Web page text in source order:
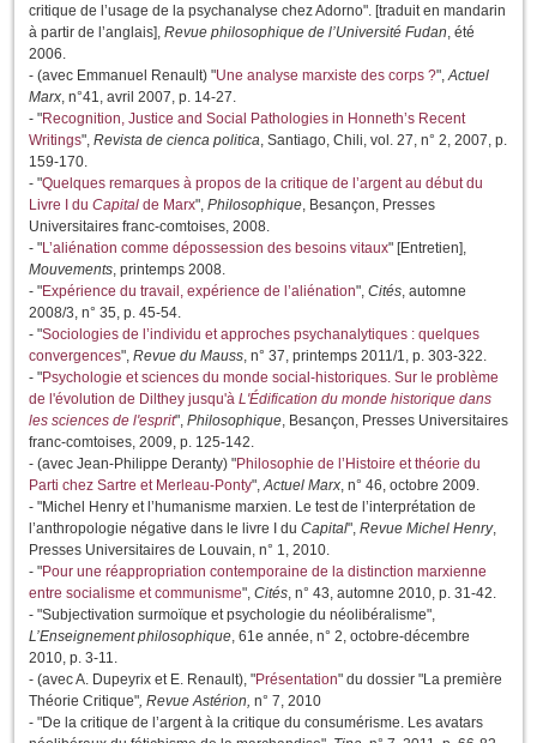
critique de l’usage de la psychanalyse chez Adorno". [traduit en mandarin
à partir de l’anglais], Revue philosophique de l’Université Fudan, été
2006.
- (avec Emmanuel Renault) "Une analyse marxiste des corps ?",Actuel
Marx, n°41, avril 2007, p. 14-27.
- "Recognition, Justice and Social Pathologies in Honneth’s Recent
Writings", Revista de cienca politica, Santiago, Chili, vol. 27, n° 2, 2007, p.
159-170.
- "Quelques remarques à propos de la critique de l’argent au début du
Livre I du Capital de Marx", Philosophique, Besançon, Presses
Universitaires franc-comtoises, 2008.
- "L’aliénation comme dépossession des besoins vitaux" [Entretien],
Mouvements, printemps 2008.
- "Expérience du travail, expérience de l’aliénation", Cités, automne
2008/3, n° 35, p. 45-54.
- "Sociologies de l’individu et approches psychanalytiques : quelques
convergences", Revue du Mauss, n° 37, printemps 2011/1, p. 303-322.
- "Psychologie et sciences du monde social-historiques. Sur le problème
de l'évolution de Dilthey jusqu'à L'Édification du monde historique dans
les sciences de l'esprit", Philosophique, Besançon, Presses Universitaires
franc-comtoises, 2009, p. 125-142.
- (avec Jean-Philippe Deranty) "Philosophie de l’Histoire et théorie du
Parti chez Sartre et Merleau-Ponty",Actuel Marx, n° 46, octobre 2009.
- "Michel Henry et l’humanisme marxien. Le test de l’interprétation de
l’anthropologie négative dans le livre I du Capital", Revue Michel Henry,
Presses Universitaires de Louvain, n° 1, 2010.
- "Pour une réappropriation contemporaine de la distinction marxienne
entre socialisme et communisme", Cités, n° 43, automne 2010, p. 31-42.
- "Subjectivation surmoïque et psychologie du néolibéralisme",
L’Enseignement philosophique, 61e année, n° 2, octobre-décembre
2010, p. 3-11.
- (avec A. Dupeyrix et E. Renault), "Présentation" du dossier "La première
Théorie Critique", Revue Astérion, n° 7, 2010
- "De la critique de l’argent à la critique du consumérisme. Les avatars